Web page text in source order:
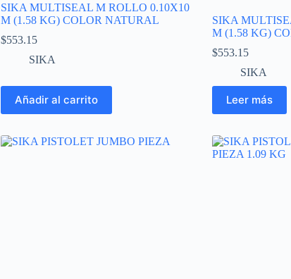
SIKA MULTISEAL M ROLLO 0.10X10
M (1.58 KG) COLOR NATURAL
$553.15
SIKA
Añadir al carrito
SIKA
M (1.58 KG)
$553.15
SIKA
Leer más